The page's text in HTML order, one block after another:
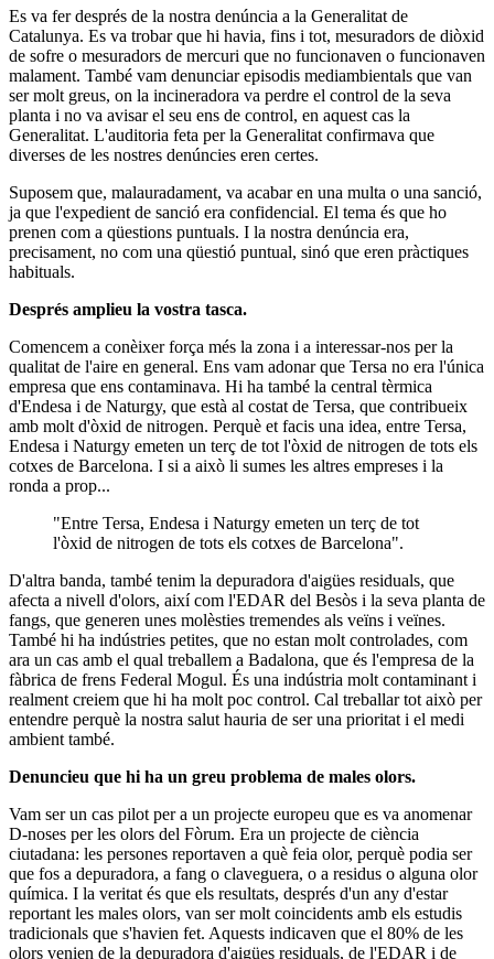
Es va fer després de la nostra denúncia a la Generalitat de
Catalunya. Es va trobar que hi havia, fins i tot, mesuradors de diòxid
de sofre o mesuradors de mercuri que no funcionaven o funcionaven
malament. També vam denunciar episodis mediambientals que van
ser molt greus, on la incineradora va perdre el control de la seva
planta i no va avisar el seu ens de control, en aquest cas la
Generalitat. L'auditoria feta per la Generalitat confirmava que
diverses de les nostres denúncies eren certes.
Suposem que, malauradament, va acabar en una multa o una sanció,
ja que l'expedient de sanció era confidencial. El tema és que ho
prenen com a qüestions puntuals. I la nostra denúncia era,
precisament, no com una qüestió puntual, sinó que eren pràctiques
habituals.
Després amplieu la vostra tasca.
Comencem a conèixer força més la zona i a interessar-nos per la
qualitat de l'aire en general. Ens vam adonar que Tersa no era l'única
empresa que ens contaminava. Hi ha també la central tèrmica
d'Endesa i de Naturgy, que està al costat de Tersa, que contribueix
amb molt d'òxid de nitrogen. Perquè et facis una idea, entre Tersa,
Endesa i Naturgy emeten un terç de tot l'òxid de nitrogen de tots els
cotxes de Barcelona. I si a això li sumes les altres empreses i la
ronda a prop...
"Entre Tersa, Endesa i Naturgy emeten un terç de tot
l'òxid de nitrogen de tots els cotxes de Barcelona".
D'altra banda, també tenim la depuradora d'aigües residuals, que
afecta a nivell d'olors, així com l'EDAR del Besòs i la seva planta de
fangs, que generen unes molèsties tremendes als veïns i veïnes.
També hi ha indústries petites, que no estan molt controlades, com
ara un cas amb el qual treballem a Badalona, ​​que és l'empresa de la
fàbrica de frens Federal Mogul. És una indústria molt contaminant i
realment creiem que hi ha molt poc control. Cal treballar tot això per
entendre perquè la nostra salut hauria de ser una prioritat i el medi
ambient també.
Denuncieu que hi ha un greu problema de males olors.
Vam ser un cas pilot per a un projecte europeu que es va anomenar
D-noses per les olors del Fòrum. Era un projecte de ciència
ciutadana: les persones reportaven a què feia olor, perquè podia ser
que fos a depuradora, a fang o claveguera, o a residus o alguna olor
química. I la veritat és que els resultats, després d'un any d'estar
reportant les males olors, van ser molt coincidents amb els estudis
tradicionals que s'havien fet. Aquests indicaven que el 80% de les
olors venien de la depuradora d'aigües residuals, de l'EDAR i de